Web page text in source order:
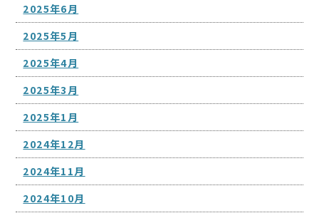
2025年6月
2025年5月
2025年4月
2025年3月
2025年1月
2024年12月
2024年11月
2024年10月